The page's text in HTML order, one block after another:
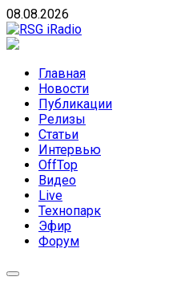
Skip
to
content
08.08.2026
Главная
Новости
Публикации
Релизы
Статьи
Интервью
OffTop
Видео
Live
Технопарк
Эфир
Форум